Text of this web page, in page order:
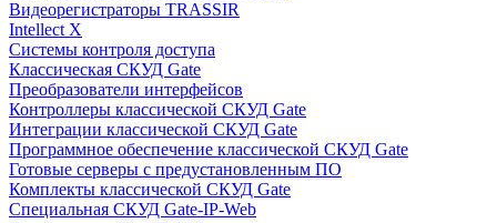
Видеорегистраторы TRASSIR
Intellect X
Системы контроля доступа
Классическая СКУД Gate
Преобразователи интерфейсов
Контроллеры классической СКУД Gate
Интеграции классической СКУД Gate
Программное обеспечение классической СКУД Gate
Готовые серверы с предустановленным ПО
Комплекты классической СКУД Gate
Специальная СКУД Gate-IP-Web